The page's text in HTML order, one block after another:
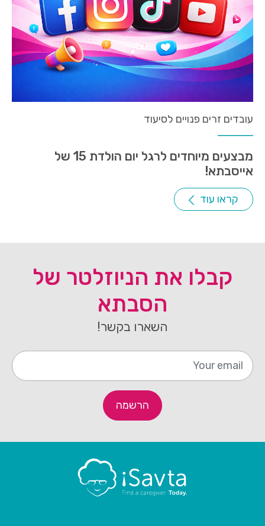
עובדים זרים פנויים לסיעוד
מבצעים מיוחדים לרגל יום הולדת 15 של
אייסבתא!
קראו עוד
קבלו את הניוזלטר של
הסבתא
השארו בקשר!
הרשמה